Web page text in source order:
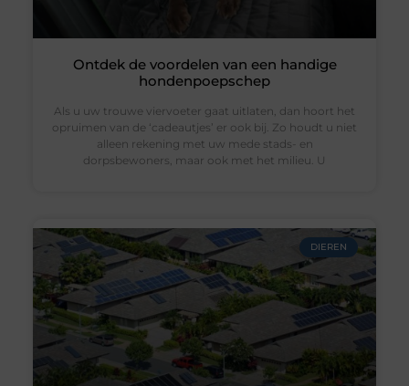
Ontdek de voordelen van een handige
hondenpoepschep
Als u uw trouwe viervoeter gaat uitlaten, dan hoort het
opruimen van de ‘cadeautjes’ er ook bij. Zo houdt u niet
alleen rekening met uw mede stads- en
dorpsbewoners, maar ook met het milieu. U
DIEREN